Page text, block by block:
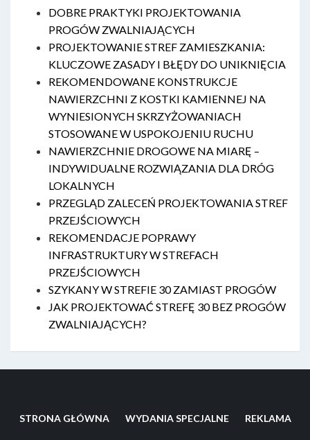
DOBRE PRAKTYKI PROJEKTOWANIA
PROGÓW ZWALNIAJĄCYCH
PROJEKTOWANIE STREF ZAMIESZKANIA:
KLUCZOWE ZASADY I BŁĘDY DO UNIKNIĘCIA
REKOMENDOWANE KONSTRUKCJE
NAWIERZCHNI Z KOSTKI KAMIENNEJ NA
WYNIESIONYCH SKRZYŻOWANIACH
STOSOWANE W USPOKOJENIU RUCHU
NAWIERZCHNIE DROGOWE NA MIARĘ –
INDYWIDUALNE ROZWIĄZANIA DLA DRÓG
LOKALNYCH
PRZEGLĄD ZALECEŃ PROJEKTOWANIA STREF
PRZEJŚCIOWYCH
REKOMENDACJE POPRAWY
INFRASTRUKTURY W STREFACH
PRZEJŚCIOWYCH
SZYKANY W STREFIE 30 ZAMIAST PROGÓW
JAK PROJEKTOWAĆ STREFĘ 30 BEZ PROGÓW
ZWALNIAJĄCYCH?
STRONA GŁÓWNA WYDANIA SPECJALNE REKLAMA